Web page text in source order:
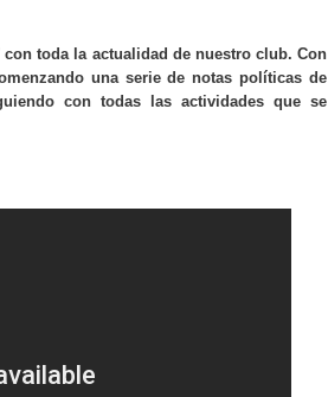
toda la actualidad de nuestro club. Con
una serie de notas políticas de
con todas las actividades que se